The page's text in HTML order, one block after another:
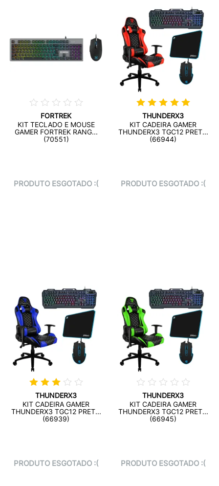
FORTREK
KIT TECLADO E MOUSE
GAMER FORTREK RANG...
(70551)
PRODUTO ESGOTADO :(
THUNDERX3
KIT CADEIRA GAMER
THUNDERX3 TGC12 PRET...
(66944)
PRODUTO ESGOTADO :(
THUNDERX3
KIT CADEIRA GAMER
THUNDERX3 TGC12 PRET...
(66939)
PRODUTO ESGOTADO :(
THUNDERX3
KIT CADEIRA GAMER
THUNDERX3 TGC12 PRET...
(66945)
PRODUTO ESGOTADO :(